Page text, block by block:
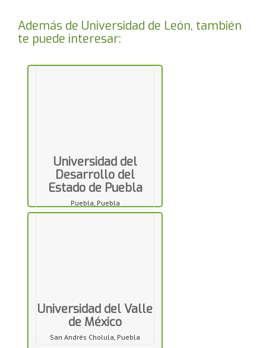
Además de Universidad de León, también
te puede interesar:
Universidad del
Desarrollo del
Estado de Puebla
Puebla, Puebla
Universidad del Valle
de México
San Andrés Cholula, Puebla